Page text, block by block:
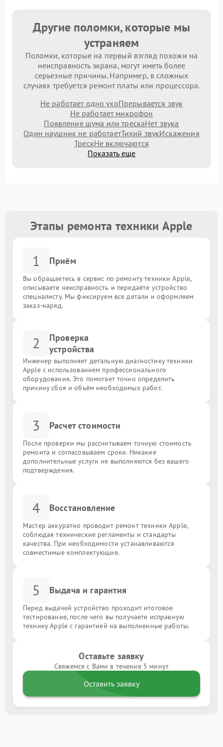
Другие поломки, которые мы
устраняем
Поломки, которые на первый взгляд похожи на
неисправность экрана, могут иметь более
серьезные причины. Например, в сложных
случаях требуется ремонт платы или процессора.
Не работает одно ухоПрерывается звук
Не работает микрофон
Появление шума или трескаНет звука
Один наушник не работаетТихий звукИскажения
ТрескНе включаются
Показать еще
Этапы ремонта техники Apple
1 Приём
Вы обращаетесь в сервис по ремонту техники Apple,
описываете неисправность и передаёте устройство
специалисту. Мы фиксируем все детали и оформляем
заказ-наряд.
2
Проверка
устройства
Инженер выполняет детальную диагностику техники
Apple с использованием профессионального
оборудования. Это помогает точно определить
причину сбоя и объём необходимых работ.
3 Расчет стоимости
После проверки мы рассчитываем точную стоимость
ремонта и согласовываем сроки. Никакие
дополнительные услуги не выполняются без вашего
подтверждения.
4 Восстановление
Мастер аккуратно проводит ремонт техники Apple,
соблюдая технические регламенты и стандарты
качества. При необходимости устанавливаются
совместимые комплектующие.
5 Выдача и гарантия
Перед выдачей устройство проходит итоговое
тестирование, после чего вы получаете исправную
технику Apple с гарантией на выполненные работы.
Оставьте заявку
Свяжемся с Вами в течение 5 минут
Оставить заявку